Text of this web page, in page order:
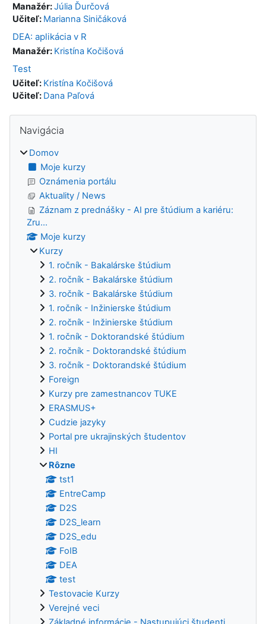
Manažér:Júlia Ďurčová
Učiteľ: Marianna Siničáková
DEA: aplikácia v R
Manažér: Kristína Kočišová
Test
Učiteľ: Kristína Kočišová
Učiteľ: Dana Paľová
Bloky
Navigácia
Domov
Moje kurzy
Oznámenia portálu
Aktuality / News
Záznam z prednášky - AI pre štúdium a kariéru:
Zru...
Moje kurzy
Kurzy
1. ročník - Bakalárske štúdium
2. ročník - Bakalárske štúdium
3. ročník - Bakalárske štúdium
1. ročník - Inžinierske štúdium
2. ročník - Inžinierske štúdium
1. ročník - Doktorandské štúdium
2. ročník - Doktorandské štúdium
3. ročník - Doktorandské štúdium
Foreign
Kurzy pre zamestnancov TUKE
ERASMUS+
Cudzie jazyky
Portal pre ukrajinských študentov
HI
Rôzne
tst1
EntreCamp
D2S
D2S_learn
D2S_edu
FoIB
DEA
test
Testovacie Kurzy
Verejné veci